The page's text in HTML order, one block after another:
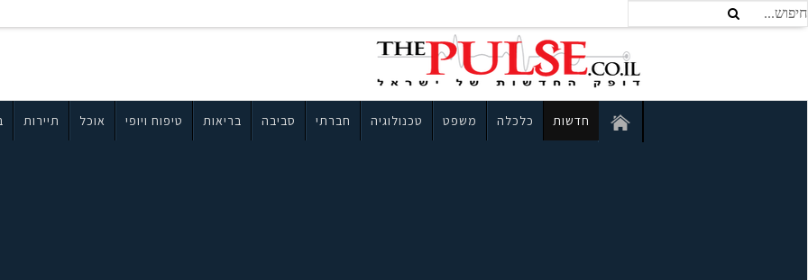
חדשות כלכלה משפט טכנולוגיה חברתי סביבה בריאות טיפוח ויופי אוכל תיירות